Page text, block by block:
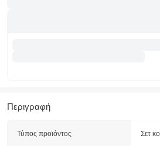
Περιγραφή
Τύπος προϊόντος Σετ